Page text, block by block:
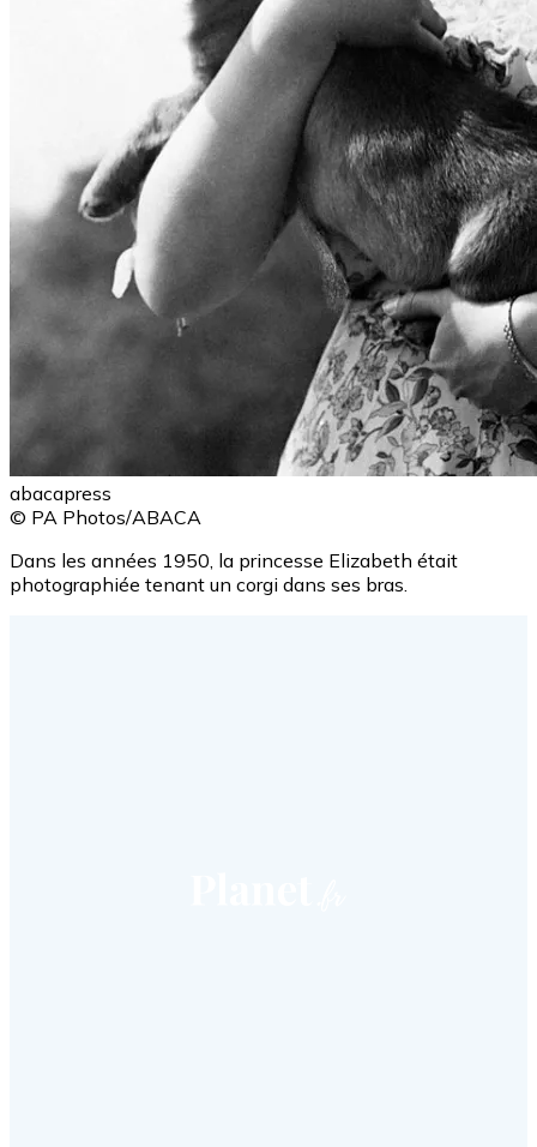
abacapress
© PA Photos/ABACA
Dans les années 1950, la princesse Elizabeth était
photographiée tenant un corgi dans ses bras.